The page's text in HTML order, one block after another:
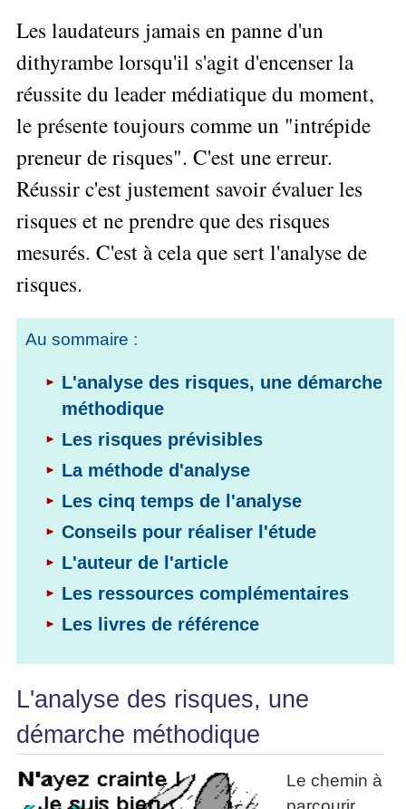
Tous
articles
Diriger
»»»
▶
en
équipe
et
la
L'Innovation
Managériale
La
SOCRIDE
les
Innover
»»»
Décider
Le
processus
Décision
Décision
en
équipe
Techniques
de
Qualité
Le
Chain
Management
Tous
articles
Organiser
▶
le
SI
Gouvernance
SI
technologies
du
Tous
articles
risques
les
articles
Projet
»»»
L'Efficacité
du
Manager
Comment
mieux
gérer
son
temps ?
devenir
stratège ?
Comment
un
bon
Comment
Manager
l'entraide ?
les
articles
Efficacité
de
avec
Excel
Tous
articles
Mesurer
▶
Analyser
données
Formation
Outils
décisionnels
Tous
articles
Analyse
Données
Gérer
Entreprise
Le
de
consultant
freelance
▶
Secrets
d'Entrepreneur
▶
les
Entreprendre
»»»
7
Qualités
pour
réussir
Comment
s'auto-
évaluer ?
▶
les
Se
Seul
▶
Gratuite
Management
Formation
tableau
bord
et
Formation
Management
Projet
Formation
Tous
les
articles
Cours
»»»
▶
Les laudateurs jamais en panne d'un
dithyrambe lorsqu'il s'agit d'encenser la
réussite du leader médiatique du moment,
le présente toujours comme un "intrépide
preneur de risques". C'est une erreur.
Réussir c'est justement savoir évaluer les
risques et ne prendre que des risques
mesurés. C'est à cela que sert l'analyse de
risques.
Au sommaire :
L'analyse des risques, une démarche
méthodique
Les risques prévisibles
La méthode d'analyse
Les cinq temps de l'analyse
Conseils pour réaliser l'étude
L'auteur de l'article
Les ressources complémentaires
Les livres de référence
L'analyse des risques, une
démarche méthodique
Le chemin à